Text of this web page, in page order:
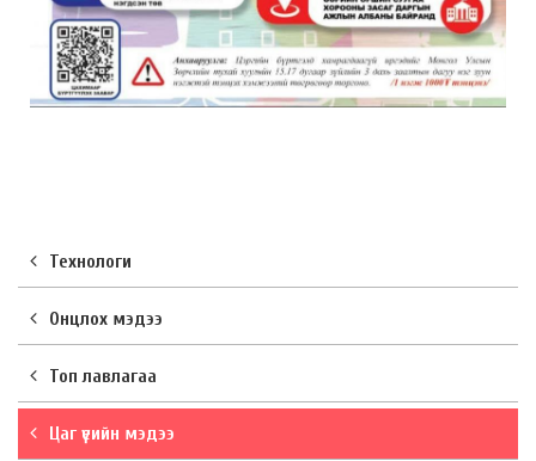
Технологи
Онцлох мэдээ
Топ лавлагаа
Цаг үеийн мэдээ